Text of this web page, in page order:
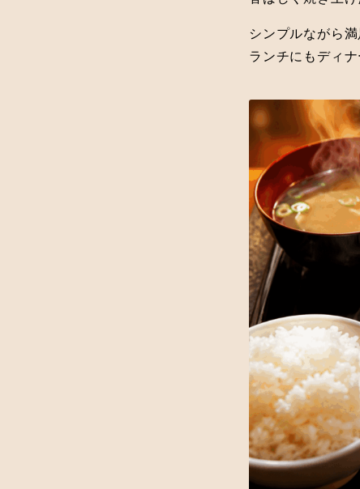
シンプルながら満
ランチにもディ